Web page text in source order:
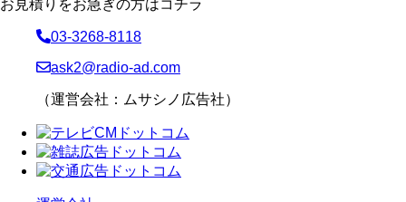
お見積りをお急ぎの方はコチラ
03-3268-8118
ask2@radio-ad.com
（運営会社：ムサシノ広告社）